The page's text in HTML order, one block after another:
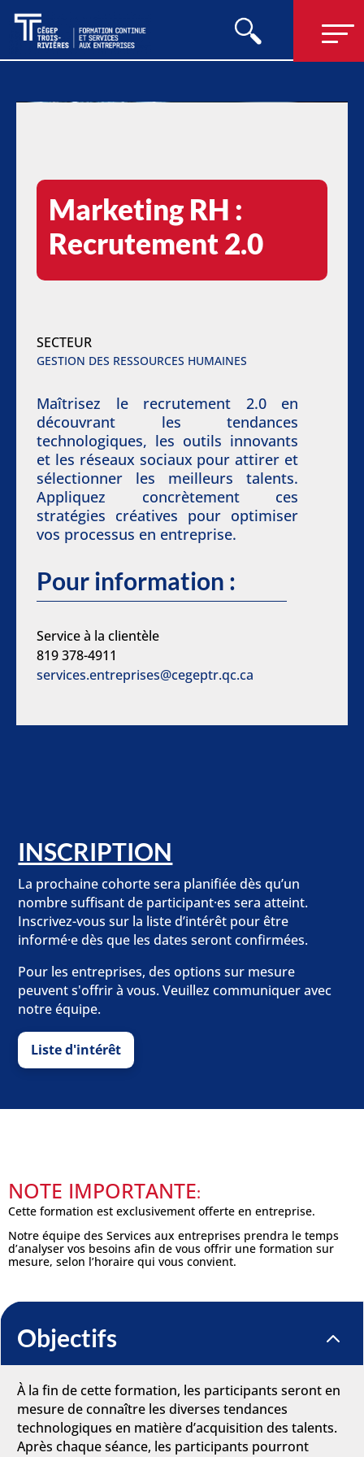
Marketing RH :
Recrutement 2.0
SECTEUR
GESTION DES RESSOURCES HUMAINES
Maîtrisez le recrutement 2.0 en
découvrant les tendances
technologiques, les outils innovants
et les réseaux sociaux pour attirer et
sélectionner les meilleurs talents.
Appliquez concrètement ces
stratégies créatives pour optimiser
vos processus en entreprise.
Pour information :
Service à la clientèle
819 378-4911
services.entreprises@cegeptr.qc.ca
INSCRIPTION
La prochaine cohorte sera planifiée dès qu’un
nombre suffisant de participant·es sera atteint.
Inscrivez-vous sur la liste d’intérêt pour être
informé·e dès que les dates seront confirmées.
Pour les entreprises, des options sur mesure
peuvent s'offrir à vous. Veuillez communiquer avec
notre équipe.
Liste d'intérêt
NOTE IMPORTANTE:
Cette formation est exclusivement offerte en entreprise.
Notre équipe des Services aux entreprises prendra le temps
d’analyser vos besoins afin de vous offrir une formation sur
mesure, selon l’horaire qui vous convient.
Objectifs 2
À la fin de cette formation, les participants seront en
mesure de connaître les diverses tendances
technologiques en matière d’acquisition des talents.
Après chaque séance, les participants pourront